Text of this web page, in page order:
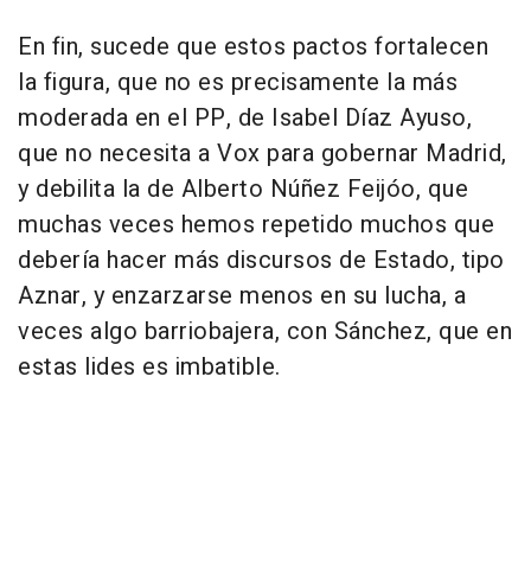
En fin, sucede que estos pactos fortalecen
la figura, que no es precisamente la más
moderada en el PP, de Isabel Díaz Ayuso,
que no necesita a Vox para gobernar Madrid,
y debilita la de Alberto Núñez Feijóo, que
muchas veces hemos repetido muchos que
debería hacer más discursos de Estado, tipo
Aznar, y enzarzarse menos en su lucha, a
veces algo barriobajera, con Sánchez, que en
estas lides es imbatible.